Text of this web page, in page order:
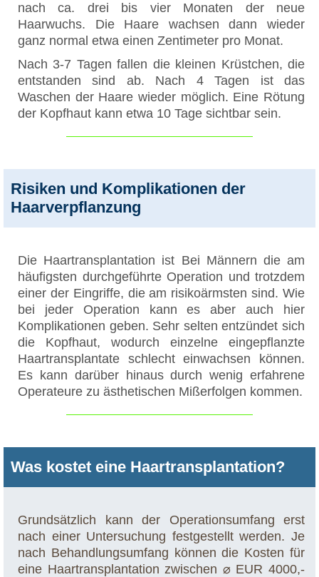
nach ca. drei bis vier Monaten der neue
Haarwuchs. Die Haare wachsen dann wieder
ganz normal etwa einen Zentimeter pro Monat.
Nach 3-7 Tagen fallen die kleinen Krüstchen, die
entstanden sind ab. Nach 4 Tagen ist das
Waschen der Haare wieder möglich. Eine Rötung
der Kopfhaut kann etwa 10 Tage sichtbar sein.
Risiken und Komplikationen der
Haarverpflanzung
Die Haartransplantation ist Bei Männern die am
häufigsten durchgeführte Operation und trotzdem
einer der Eingriffe, die am risikoärmsten sind. Wie
bei jeder Operation kann es aber auch hier
Komplikationen geben. Sehr selten entzündet sich
die Kopfhaut, wodurch einzelne eingepflanzte
Haartransplantate schlecht einwachsen können.
Es kann darüber hinaus durch wenig erfahrene
Operateure zu ästhetischen Mißerfolgen kommen.
Was kostet eine Haartransplantation?
Grundsätzlich kann der Operationsumfang erst
nach einer Untersuchung festgestellt werden. Je
nach Behandlungsumfang können die Kosten für
eine Haartransplantation zwischen ⌀ EUR 4000,-